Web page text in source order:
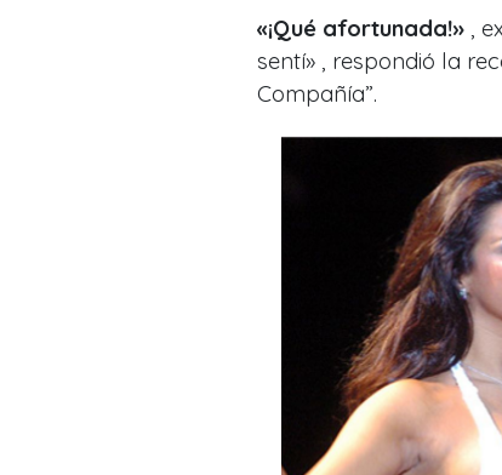
«¡Qué afortunada!» ,
sentí» , respondió la
Compañía”.